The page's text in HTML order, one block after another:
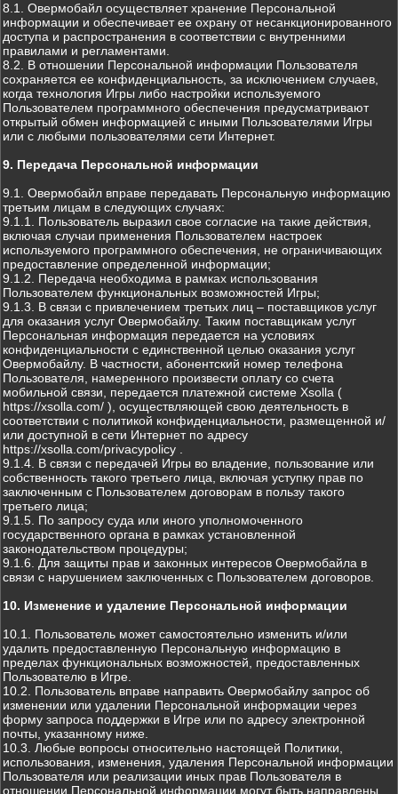
8.1. Овермобайл осуществляет хранение Персональной
информации и обеспечивает ее охрану от несанкционированного
доступа и распространения в соответствии с внутренними
правилами и регламентами.
8.2. В отношении Персональной информации Пользователя
сохраняется ее конфиденциальность, за исключением случаев,
когда технология Игры либо настройки используемого
Пользователем программного обеспечения предусматривают
открытый обмен информацией с иными Пользователями Игры
или с любыми пользователями сети Интернет.
9. Передача Персональной информации
9.1. Овермобайл вправе передавать Персональную информацию
третьим лицам в следующих случаях:
9.1.1. Пользователь выразил свое согласие на такие действия,
включая случаи применения Пользователем настроек
используемого программного обеспечения, не ограничивающих
предоставление определенной информации;
9.1.2. Передача необходима в рамках использования
Пользователем функциональных возможностей Игры;
9.1.3. В связи с привлечением третьих лиц – поставщиков услуг
для оказания услуг Овермобайлу. Таким поставщикам услуг
Персональная информация передается на условиях
конфиденциальности с единственной целью оказания услуг
Овермобайлу. В частности, абонентский номер телефона
Пользователя, намеренного произвести оплату со счета
мобильной связи, передается платежной системе Xsolla (
https://xsolla.com/ ), осуществляющей свою деятельность в
соответствии с политикой конфиденциальности, размещенной и/
или доступной в сети Интернет по адресу
https://xsolla.com/privacypolicy .
9.1.4. В связи с передачей Игры во владение, пользование или
собственность такого третьего лица, включая уступку прав по
заключенным с Пользователем договорам в пользу такого
третьего лица;
9.1.5. По запросу суда или иного уполномоченного
государственного органа в рамках установленной
законодательством процедуры;
9.1.6. Для защиты прав и законных интересов Овермобайла в
связи с нарушением заключенных с Пользователем договоров.
10. Изменение и удаление Персональной информации
10.1. Пользователь может самостоятельно изменить и/или
удалить предоставленную Персональную информацию в
пределах функциональных возможностей, предоставленных
Пользователю в Игре.
10.2. Пользователь вправе направить Овермобайлу запрос об
изменении или удалении Персональной информации через
форму запроса поддержки в Игре или по адресу электронной
почты, указанному ниже.
10.3. Любые вопросы относительно настоящей Политики,
использования, изменения, удаления Персональной информации
Пользователя или реализации иных прав Пользователя в
отношении Персональной информации могут быть направлены